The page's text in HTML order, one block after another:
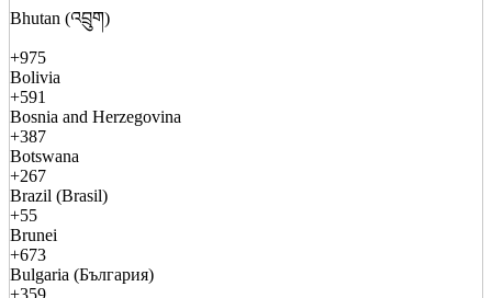
Bhutan (འབྲུག)
+975
Bolivia
+591
Bosnia and Herzegovina
+387
Botswana
+267
Brazil (Brasil)
+55
Brunei
+673
Bulgaria (България)